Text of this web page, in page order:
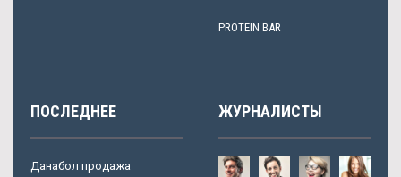
PROTEIN BAR
ПОСЛЕДНЕЕ
Данабол продажа
ЖУРНАЛИСТЫ